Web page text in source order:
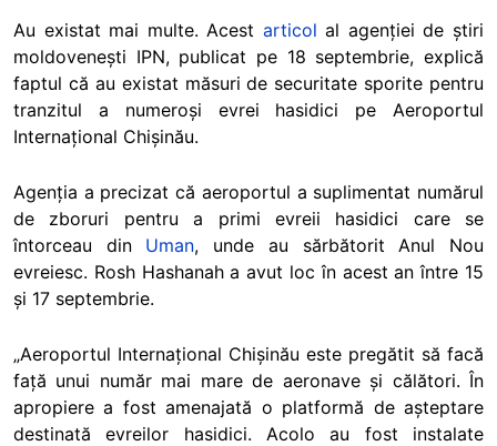
Au existat mai multe. Acest articolal agenției de știri
moldovenești IPN, publicat pe 18 septembrie, explică
faptul că au existat măsuri de securitate sporite pentru
tranzitul a numeroși evrei hasidici pe Aeroportul
Internațional Chișinău.
Agenția a precizat că aeroportul a suplimentat numărul
de zboruri pentru a primi evreii hasidici care se
întorceau din Uman, unde au sărbătorit Anul Nou
evreiesc. Rosh Hashanah a avut loc în acest an între 15
și 17 septembrie.
„Aeroportul Internațional Chișinău este pregătit să facă
față unui număr mai mare de aeronave și călători. În
apropiere a fost amenajată o platformă de așteptare
destinată evreilor hasidici. Acolo au fost instalate